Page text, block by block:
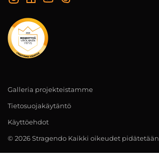
Galleria projekteistamme
Tietosuojakäytäntö
Käyttöehdot
© 2026 Stragendo Kaikki oikeudet pidätetään